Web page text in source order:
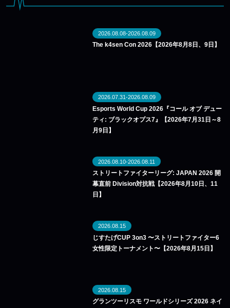
2026.08.08-2026.08.09
The k4sen Con 2026【2026年8月8日、9日】
2026.07.31-2026.08.09
Esports World Cup 2026『コール オブ デュー
ティ: ブラックオプス7』【2026年7月31日～8
月9日】
2026.08.10-2026.08.11
ストリートファイターリーグ: JAPAN 2026 開
幕直前 Division対抗戦【2026年8月10日、11
日】
2026.08.15
じすたげCUP 3on3 〜ストリートファイター6
女性限定トーナメント〜【2026年8月15日】
2026.08.15
グランツーリスモ ワールドシリーズ 2026 ネイ